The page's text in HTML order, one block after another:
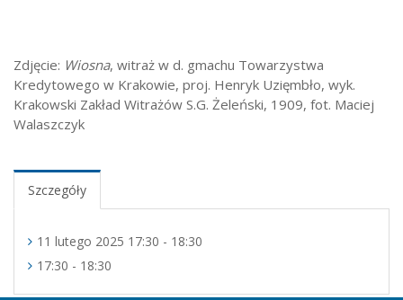
Zdjęcie: Wiosna, witraż w d. gmachu Towarzystwa
Kredytowego w Krakowie, proj. Henryk Uzięmbło, wyk.
Krakowski Zakład Witrażów S.G. Żeleński, 1909, fot. Maciej
Walaszczyk
Szczegóły
11 lutego 2025 17:30 - 18:30
17:30 - 18:30